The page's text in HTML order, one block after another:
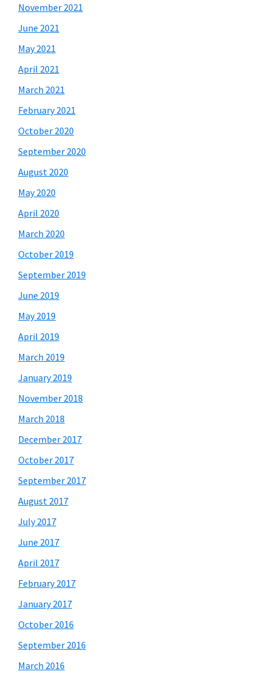
November 2021
June 2021
May 2021
April 2021
March 2021
February 2021
October 2020
September 2020
August 2020
May 2020
April 2020
March 2020
October 2019
September 2019
June 2019
May 2019
April 2019
March 2019
January 2019
November 2018
March 2018
December 2017
October 2017
September 2017
August 2017
July 2017
June 2017
April 2017
February 2017
January 2017
October 2016
September 2016
March 2016